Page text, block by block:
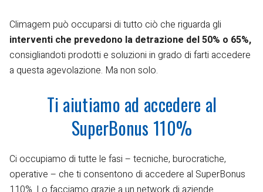
Climagem può occuparsi di tutto ciò che riguarda gli
interventi che prevedono la detrazione del 50% o 65%,
consigliandoti prodotti e soluzioni in grado di farti accedere
a questa agevolazione. Ma non solo.
Ti aiutiamo ad accedere al
SuperBonus 110%
Ci occupiamo di tutte le fasi – tecniche, burocratiche,
operative – che ti consentono di accedere al SuperBonus